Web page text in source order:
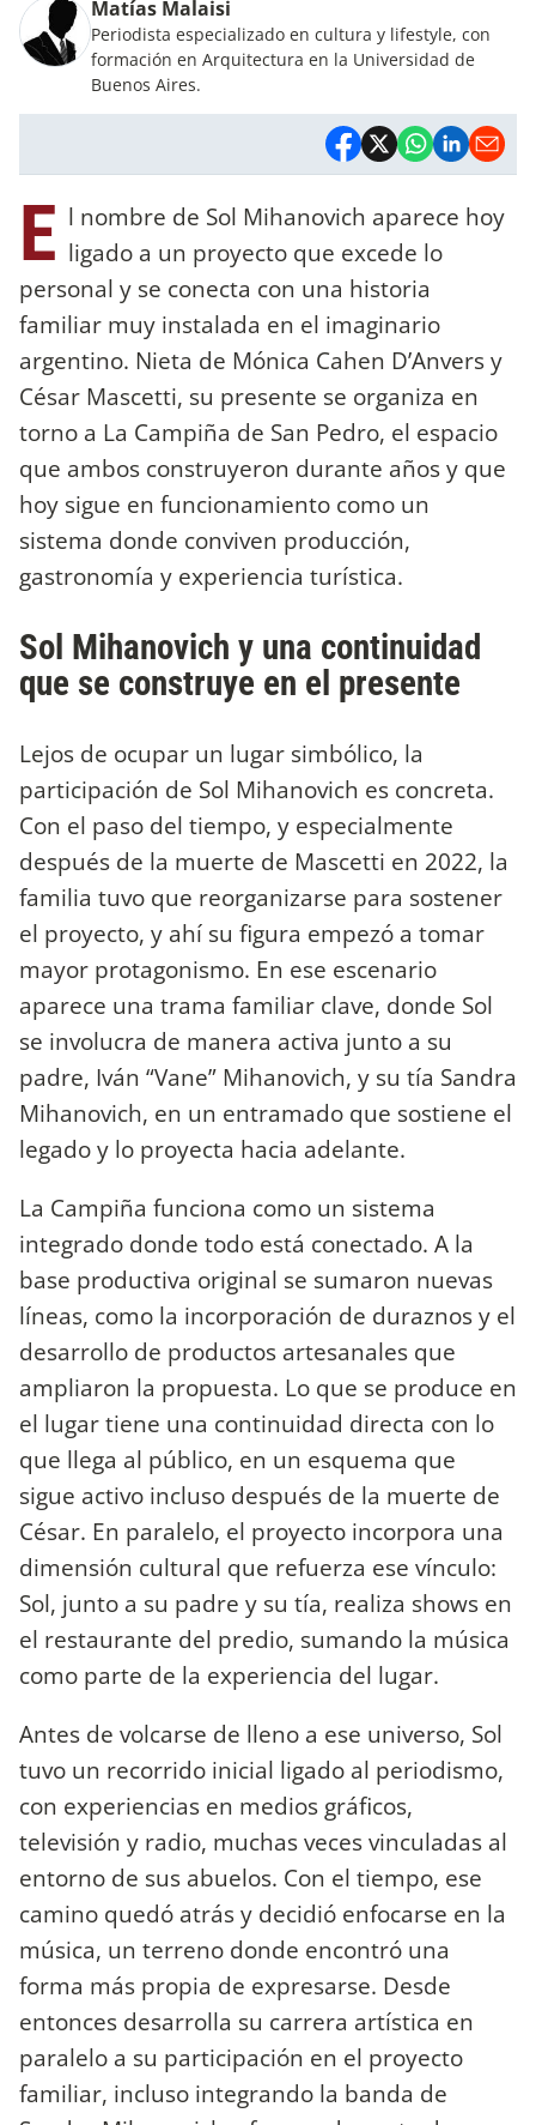
Matías Malaisi
Periodista especializado en cultura y lifestyle, con
formación en Arquitectura en la Universidad de
Buenos Aires.
E l nombre de Sol Mihanovich aparece hoy
ligado a un proyecto que excede lo
personal y se conecta con una historia
familiar muy instalada en el imaginario
argentino. Nieta de Mónica Cahen D’Anvers y
César Mascetti, su presente se organiza en
torno a La Campiña de San Pedro, el espacio
que ambos construyeron durante años y que
hoy sigue en funcionamiento como un
sistema donde conviven producción,
gastronomía y experiencia turística.
Sol Mihanovich y una continuidad
que se construye en el presente
Lejos de ocupar un lugar simbólico, la
participación de Sol Mihanovich es concreta.
Con el paso del tiempo, y especialmente
después de la muerte de Mascetti en 2022, la
familia tuvo que reorganizarse para sostener
el proyecto, y ahí su figura empezó a tomar
mayor protagonismo. En ese escenario
aparece una trama familiar clave, donde Sol
se involucra de manera activa junto a su
padre, Iván “Vane” Mihanovich, y su tía Sandra
Mihanovich, en un entramado que sostiene el
legado y lo proyecta hacia adelante.
La Campiña funciona como un sistema
integrado donde todo está conectado. A la
base productiva original se sumaron nuevas
líneas, como la incorporación de duraznos y el
desarrollo de productos artesanales que
ampliaron la propuesta. Lo que se produce en
el lugar tiene una continuidad directa con lo
que llega al público, en un esquema que
sigue activo incluso después de la muerte de
César. En paralelo, el proyecto incorpora una
dimensión cultural que refuerza ese vínculo:
Sol, junto a su padre y su tía, realiza shows en
el restaurante del predio, sumando la música
como parte de la experiencia del lugar.
Antes de volcarse de lleno a ese universo, Sol
tuvo un recorrido inicial ligado al periodismo,
con experiencias en medios gráficos,
televisión y radio, muchas veces vinculadas al
entorno de sus abuelos. Con el tiempo, ese
camino quedó atrás y decidió enfocarse en la
música, un terreno donde encontró una
forma más propia de expresarse. Desde
entonces desarrolla su carrera artística en
paralelo a su participación en el proyecto
familiar, incluso integrando la banda de